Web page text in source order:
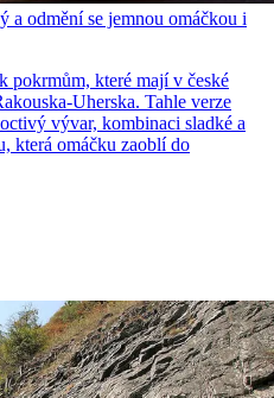
a odmění se jemnou omáčkou i
pokrmům, které mají v české
Uherska. Tahle verze
vývar, kombinaci sladké a
která omáčku zaoblí do